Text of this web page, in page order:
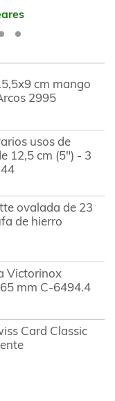
cm mango
2995
usos de
12,5 cm (5") - 3
ovalada de 23
de hierro
Victorinox
mm C-6494.4
Card Classic